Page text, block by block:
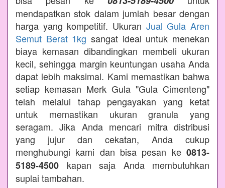
mendapatkan stok dalam jumlah besar dengan
harga yang kompetitif. Ukuran Jual Gula Aren
Semut Berat 1kg sangat ideal untuk menekan
biaya kemasan dibandingkan membeli ukuran
kecil, sehingga margin keuntungan usaha Anda
dapat lebih maksimal. Kami memastikan bahwa
setiap kemasan Merk Gula "Gula Cimenteng"
telah melalui tahap pengayakan yang ketat
untuk memastikan ukuran granula yang
seragam. Jika Anda mencari mitra distribusi
yang jujur dan cekatan, Anda cukup
menghubungi kami dan bisa pesan ke 0813-
5189-4500 kapan saja Anda membutuhkan
suplai tambahan.